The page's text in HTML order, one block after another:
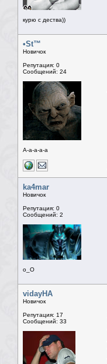
курю с дества))
•St™
Новичок
Репутация: 0
Сообщений: 24
A-a-a-a-a
ka4mar
Новичок
Репутация: 0
Сообщений: 2
о_О
vidayHA
Новичок
Репутация: 17
Сообщений: 33